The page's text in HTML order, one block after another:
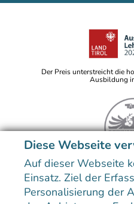
Der Preis unterstreicht die
Ausbildung
Sitemap Datenschutzerklärung
Diese Webseite
Auf dieser Webseite
Einsatz. Ziel der
Personalisierung der